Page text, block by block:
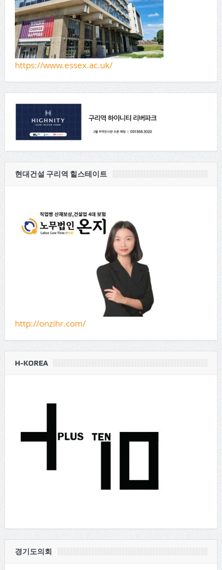
https://www.essex.ac.uk/
현대건설 구리역 힐스테이트
http://onzihr.com/
H-KOREA
경기도의회